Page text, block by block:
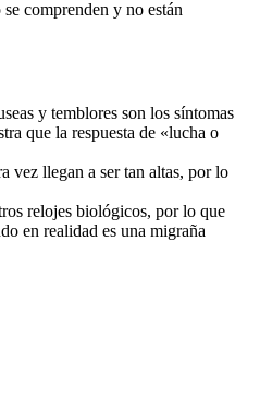
comprenden y no están
y temblores son los síntomas
que la respuesta de «lucha o
vez llegan a ser tan altas, por lo
relojes biológicos, por lo que
en realidad es una migraña